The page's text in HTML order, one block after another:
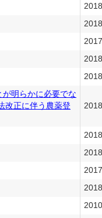
明らかに必要でな
改正に伴う農薬登